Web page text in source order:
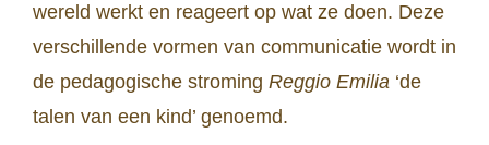
wereld werkt en reageert op wat ze doen. Deze
verschillende vormen van communicatie wordt in
de pedagogische stroming Reggio Emilia ‘de
talen van een kind’ genoemd.